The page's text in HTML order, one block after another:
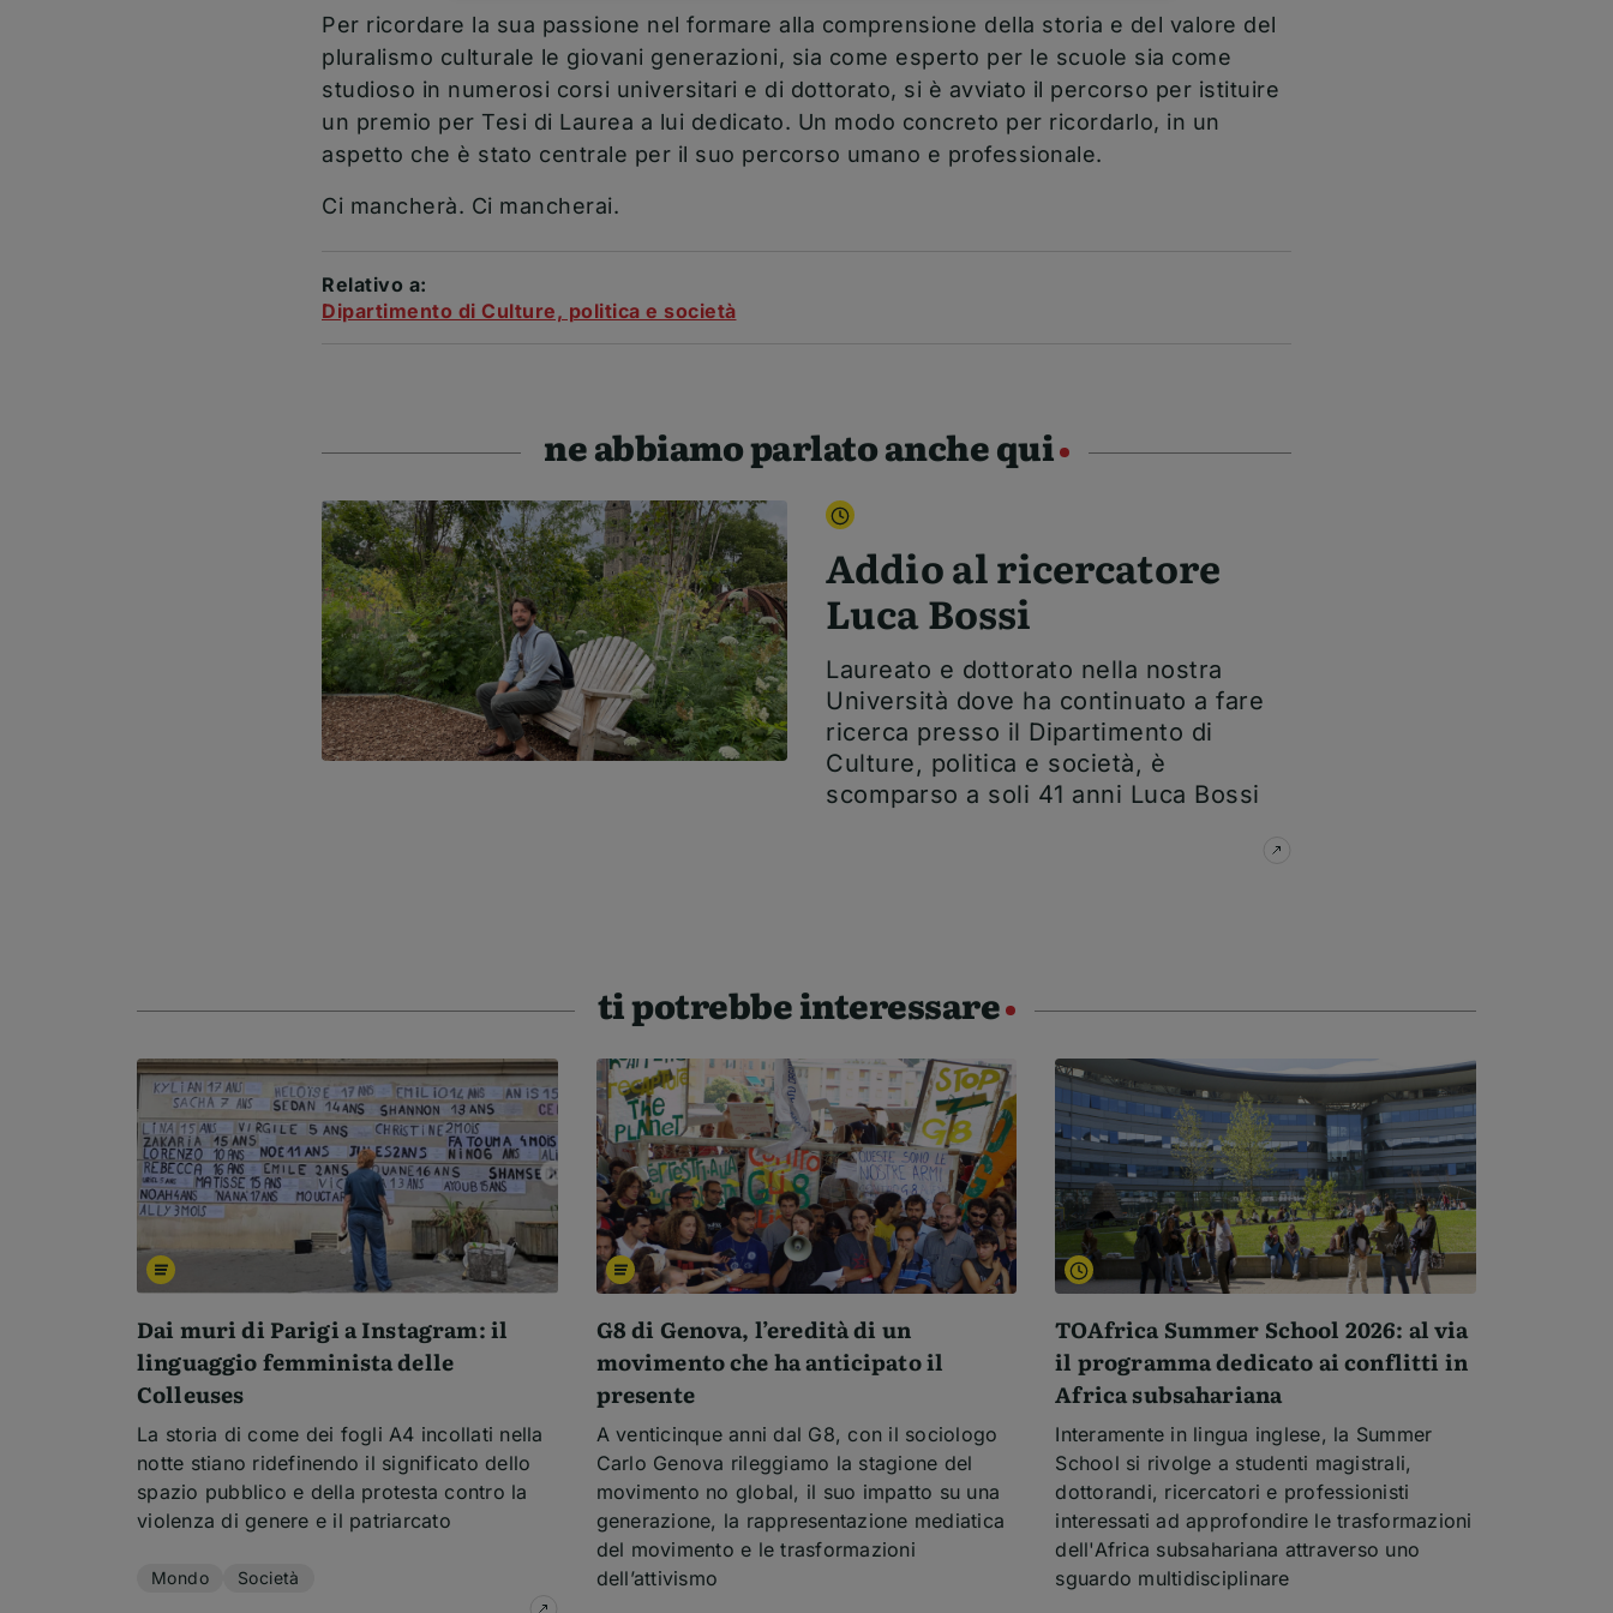
Per ricordare la sua passione nel formare alla comprensione della storia e del valore del
pluralismo culturale le giovani generazioni, sia come esperto per le scuole sia come
studioso in numerosi corsi universitari e di dottorato, si è avviato il percorso per istituire
un premio per Tesi di Laurea a lui dedicato. Un modo concreto per ricordarlo, in un
aspetto che è stato centrale per il suo percorso umano e professionale.
Ci mancherà. Ci mancherai.
Relativo a:
Dipartimento di Culture, politica e società
ne abbiamo parlato anche qui
Addio al ricercatore
Luca Bossi
Laureato e dottorato nella nostra
Università dove ha continuato a fare
ricerca presso il Dipartimento di
Culture, politica e società, è
scomparso a soli 41 anni Luca Bossi
su
ti potrebbe interessare
Dai muri di Parigi a Instagram: il
linguaggio femminista delle
Colleuses
La storia di come dei fogli A4 incollati nella
notte stiano ridefinendo il significato dello
spazio pubblico e della protesta contro la
violenza di genere e il patriarcato
Mondo Società
su
G8 di Genova, l’eredità di un
movimento che ha anticipato il
presente
A venticinque anni dal G8, con il sociologo
Carlo Genova rileggiamo la stagione del
movimento no global, il suo impatto su una
generazione, la rappresentazione mediatica
del movimento e le trasformazioni
dell’attivismo
TOAfrica Summer School 2026: al via
il programma dedicato ai conflitti in
Africa subsahariana
Interamente in lingua inglese, la Summer
School si rivolge a studenti magistrali,
dottorandi, ricercatori e professionisti
interessati ad approfondire le trasformazioni
dell'Africa subsahariana attraverso uno
sguardo multidisciplinare